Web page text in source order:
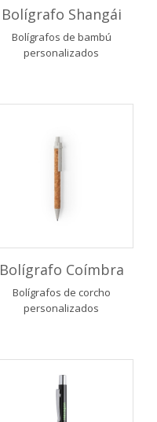
Bolígrafo Shangái
Bolígrafos de bambú
personalizados
Bolígrafo Coímbra
Bolígrafos de corcho
personalizados